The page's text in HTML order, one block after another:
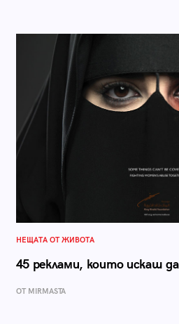
НЕЩАТА ОТ ЖИВОТА
45 реклами, които искаш
ОТ MIRMASTA